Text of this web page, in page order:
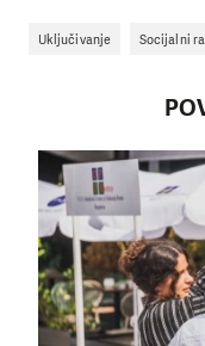
Uključivanje Socijalni